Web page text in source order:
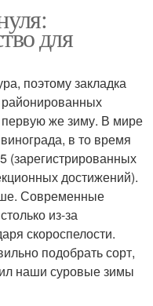
для
поэтому закладка
же зиму. В мире
в то время
(зарегистрированных
достижений).
Современные
из-за
скороспелости.
подобрать сорт,
наши суровые зимы